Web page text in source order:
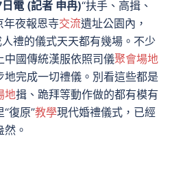
電 (記者 申冉)“扶手、高揖、
夜報恩寺交流遺址公園內，
禮的儀式天天都有幾場。不少
中國傳統漢服依照司儀聚會場地
地完成一切禮儀。別看這些都是
地揖、跪拜等動作做的都有模有
復原”教學現代婚禮儀式，已經
。